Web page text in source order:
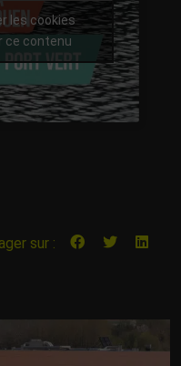
les cookies
ce contenu
sur :